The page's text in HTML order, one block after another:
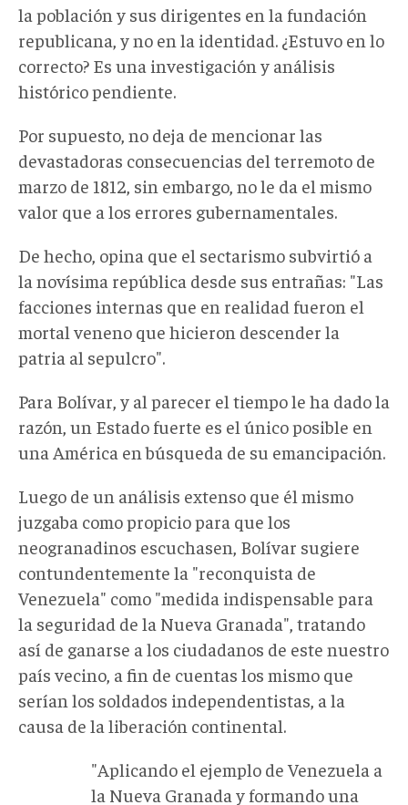
la población y sus dirigentes en la fundación
republicana, y no en la identidad. ¿Estuvo en lo
correcto? Es una investigación y análisis
histórico pendiente.
Por supuesto, no deja de mencionar las
devastadoras consecuencias del terremoto de
marzo de 1812, sin embargo, no le da el mismo
valor que a los errores gubernamentales.
De hecho, opina que el sectarismo subvirtió a
la novísima república desde sus entrañas: "Las
facciones internas que en realidad fueron el
mortal veneno que hicieron descender la
patria al sepulcro".
Para Bolívar, y al parecer el tiempo le ha dado la
razón, un Estado fuerte es el único posible en
una América en búsqueda de su emancipación.
Luego de un análisis extenso que él mismo
juzgaba como propicio para que los
neogranadinos escuchasen, Bolívar sugiere
contundentemente la "reconquista de
Venezuela" como "medida indispensable para
la seguridad de la Nueva Granada", tratando
así de ganarse a los ciudadanos de este nuestro
país vecino, a fin de cuentas los mismo que
serían los soldados independentistas, a la
causa de la liberación continental.
"Aplicando el ejemplo de Venezuela a
la Nueva Granada y formando una